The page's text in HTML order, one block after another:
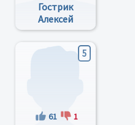
Гострик
Алексей
Маркович
5
61 1